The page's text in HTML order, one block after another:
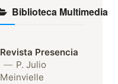
Biblioteca Multimedia
Revista Presencia
— P. Julio
Meinvielle